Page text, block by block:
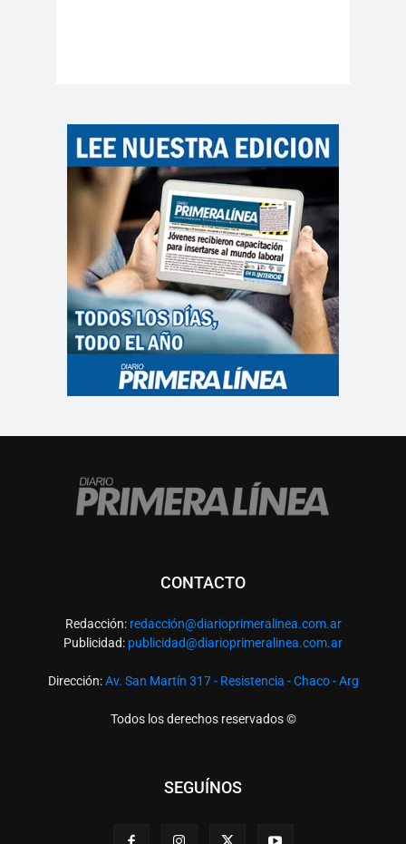
CONTACTO
Redacción: redacción@diarioprimeralinea.com.ar
Publicidad: publicidad@diarioprimeralinea.com.ar
Dirección:Av. San Martín 317 - Resistencia - Chaco - Arg
Todos los derechos reservados ©
SEGUÍNOS